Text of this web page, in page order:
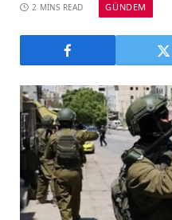
2 MINS READ GÜNDEM